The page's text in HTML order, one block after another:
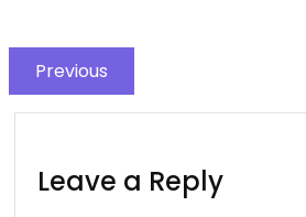
Previous
Leave a Reply